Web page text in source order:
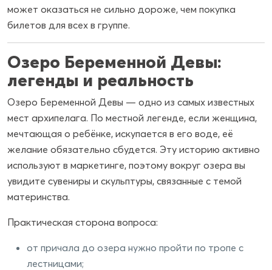
может оказаться не сильно дороже, чем покупка
билетов для всех в группе.
Озеро Беременной Девы:
легенды и реальность
Озеро Беременной Девы — одно из самых известных
мест архипелага. По местной легенде, если женщина,
мечтающая о ребёнке, искупается в его воде, её
желание обязательно сбудется. Эту историю активно
используют в маркетинге, поэтому вокруг озера вы
увидите сувениры и скульптуры, связанные с темой
материнства.
Практическая сторона вопроса:
от причала до озера нужно пройти по тропе с
лестницами;